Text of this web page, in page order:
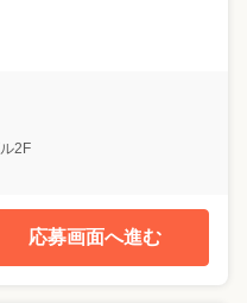
2F
応募画面へ進む